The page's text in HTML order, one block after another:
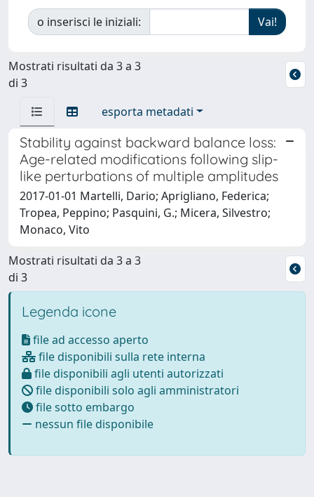
o inserisci le iniziali:
Mostrati risultati da 3 a 3
di 3
esporta metadati
Stability against backward balance loss:
Age-related modifications following slip-
like perturbations of multiple amplitudes
2017-01-01 Martelli, Dario; Aprigliano, Federica;
Tropea, Peppino; Pasquini, G.; Micera, Silvestro;
Monaco, Vito
Mostrati risultati da 3 a 3
di 3
Legenda icone
file ad accesso aperto
file disponibili sulla rete interna
file disponibili agli utenti autorizzati
file disponibili solo agli amministratori
file sotto embargo
nessun file disponibile